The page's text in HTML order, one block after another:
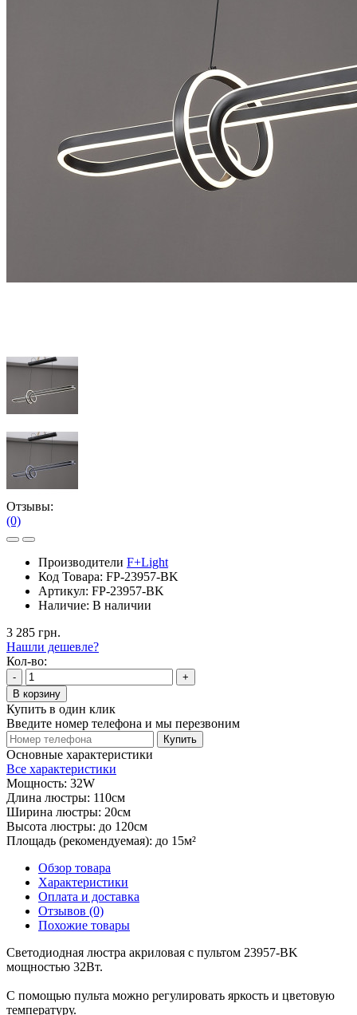
Отзывы:
(0)
Производители F+Light
Код Товара: FP-​​23957-BK
Артикул: FP-​​23957-BK
Наличие: В наличии
3 285 грн.
Нашли дешевле?
Кол-во:
-
+
В корзину
Купить в один клик
Введите номер телефона и мы перезвоним
Купить
Основные характеристики
Все характеристики
Мощность: 32W
Длина люстры: 110см
Ширина люстры: 20см
Высота люстры: до 120см
Площадь (рекомендуемая): до 15м²
Обзор товара
Характеристики
Оплата и доставка
Отзывов (0)
Похожие товары
Светодиодная люстра акриловая с пультом ​​23957-BK
мощностью 32Вт.
С помощью пульта можно регулировать яркость и цветовую
температуру.